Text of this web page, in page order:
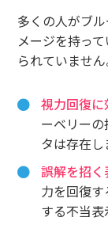
多くの人がブ
メージを持っ
られていませ
視力回復
ーベリー
タは存在し
誤解を招く
力を回復
する不当表